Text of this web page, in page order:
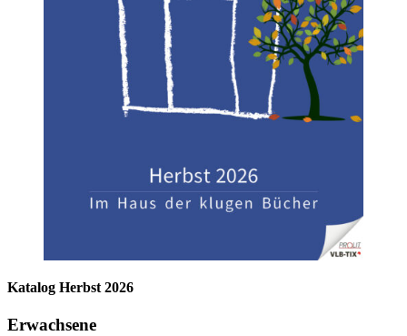
Katalog Herbst 2026
Erwachsene